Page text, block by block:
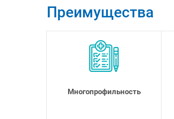
Преимущества
Многопрофильность